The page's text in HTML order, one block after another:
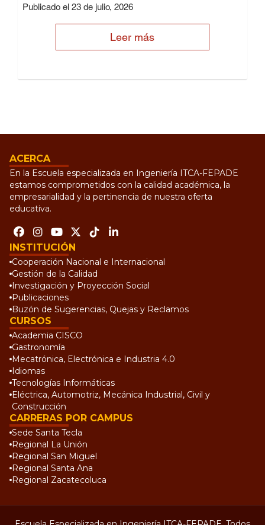
Publicado el 23 de julio, 2026
Leer más
ACERCA
En la Escuela especializada en Ingeniería ITCA-FEPADE
estamos comprometidos con la calidad académica, la
empresarialidad y la pertinencia de nuestra oferta
educativa.
INSTITUCIÓN
Cooperación Nacional e Internacional
Gestión de la Calidad
Investigación y Proyección Social
Publicaciones
Buzón de Sugerencias, Quejas y Reclamos
CURSOS
Academia CISCO
Gastronomía
Mecatrónica, Electrónica e Industria 4.0
Idiomas
Tecnologías Informáticas
Eléctrica, Automotriz, Mecánica Industrial, Civil y
Construcción
CARRERAS POR CAMPUS
Sede Santa Tecla
Regional La Unión
Regional San Miguel
Regional Santa Ana
Regional Zacatecoluca